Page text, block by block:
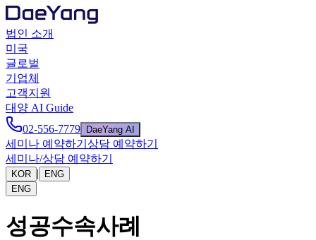
법인 소개
미국
글로벌
기업체
고객지원
대양 AI Guide
02-556-7779
DaeYang AI
세미나 예약하기 상담 예약하기
세미나/상담 예약하기
KOR |
ENG
ENG
성공수속사례